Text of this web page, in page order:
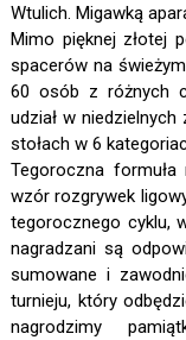
Wtulich. Migawką
Mimo pięknej złotej
spacerów na
60 osób z różnych
udział w niedzielnych
stołach w 6
Tegoroczna
wzór rozgrywek
tegorocznego cyklu,
nagradzani są
sumowane i
turnieju, który
nagrodzimy